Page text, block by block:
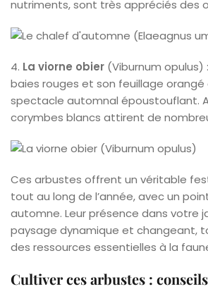
nutriments, sont très appréciés des
4. La viorne obier (Viburnum opulus)
baies rouges et son feuillage
spectacle automnal époustouflant.
corymbes blancs attirent de
Ces arbustes offrent un véritable
tout au long de l’année, avec un
automne. Leur présence dans votre
paysage dynamique et changeant,
des ressources essentielles à la
Cultiver ces arbustes :